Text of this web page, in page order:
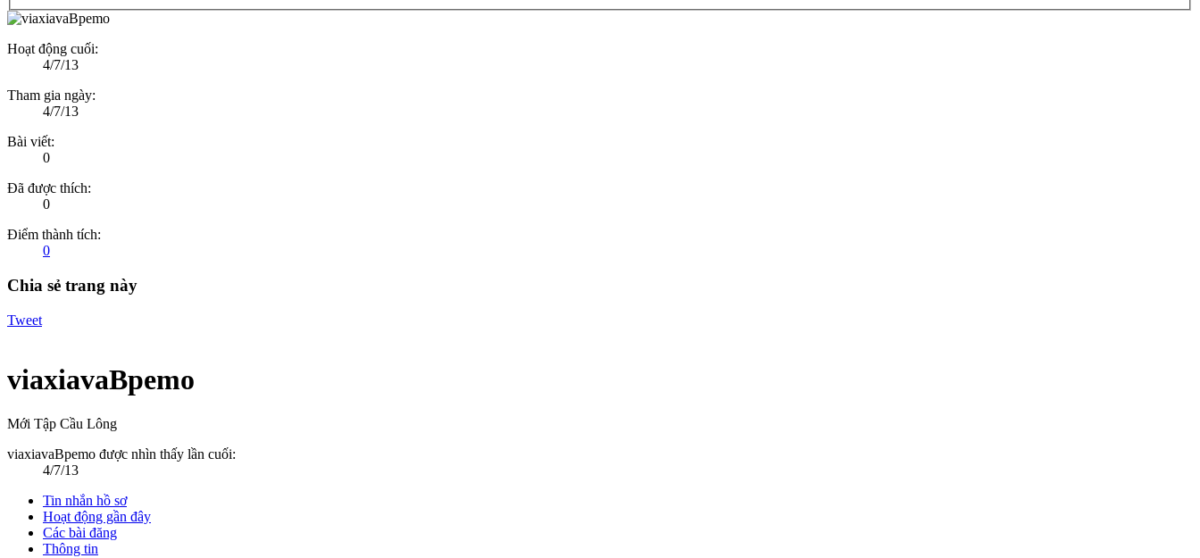
Hoạt động cuối:
4/7/13
Tham gia ngày:
4/7/13
Bài viết:
0
Đã được thích:
0
Điểm thành tích:
0
Chia sẻ trang này
Tweet
viaxiavaBpemo
Mới Tập Cầu Lông
viaxiavaBpemo được nhìn thấy lần cuối:
4/7/13
Tin nhắn hồ sơ
Hoạt động gần đây
Các bài đăng
Thông tin